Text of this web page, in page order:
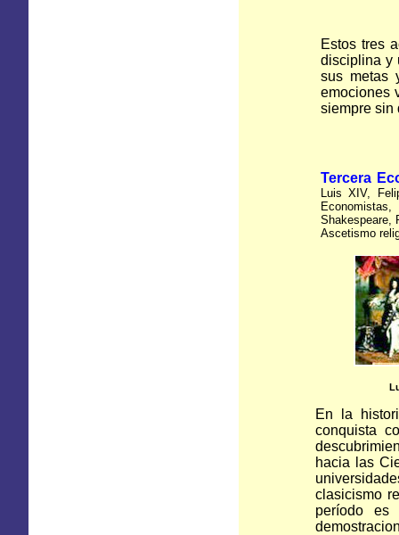
Estos tres
disciplina y
sus metas
emociones
siempre sin
Tercera
Luis XIV,
Shakespeare,
Ascetismo
En la
conquista
hacia las
clasicismo
período